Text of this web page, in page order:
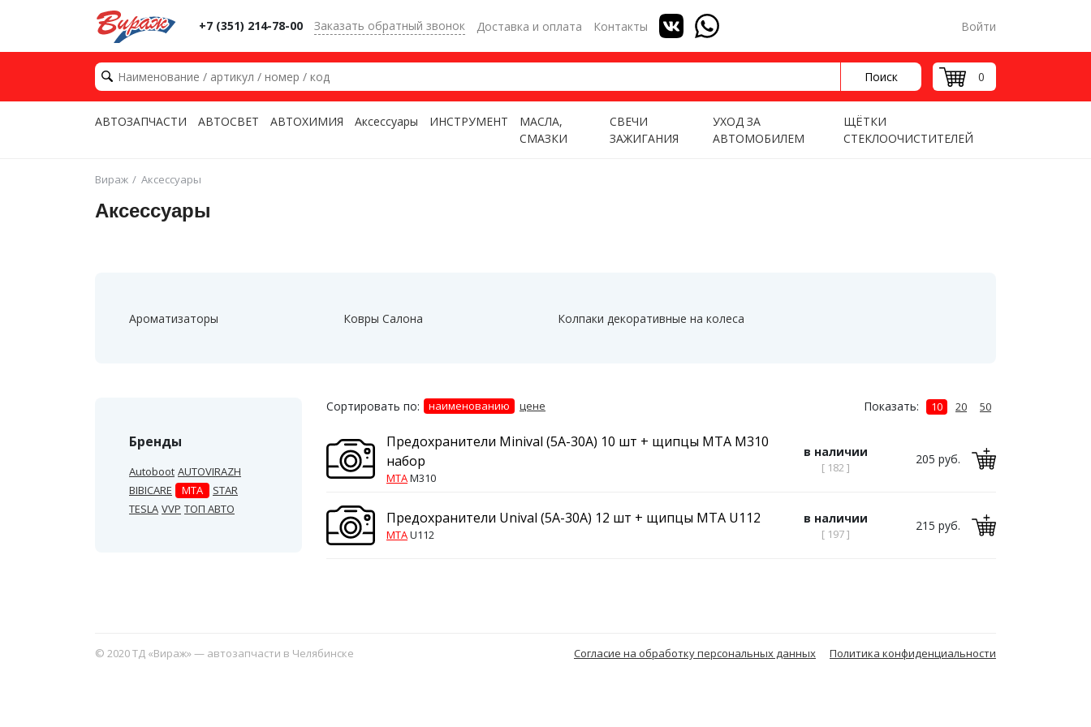
+7 (351) 214-78-00 Заказать обратный звонок Доставка и оплата Контакты Войти
Поиск 0
АВТОЗАПЧАСТИ АВТОСВЕТ АВТОХИМИЯ Аксессуары ИНСТРУМЕНТ
МАСЛА,
СМАЗКИ
СВЕЧИ
ЗАЖИГАНИЯ
УХОД ЗА
АВТОМОБИЛЕМ
ЩЁТКИ
СТЕКЛООЧИСТИТЕЛЕЙ
Вираж Аксессуары
Аксессуары
Ароматизаторы Ковры Салона Колпаки декоративные на колеса
Бренды
Autoboot AUTOVIRAZH
BIBICARE
MTA
STAR
TESLA VVP ТОП АВТО
Сортировать по: наименованию цене Показать: 10 20 50
Предохранители Minival (5A-30А) 10 шт + щипцы MTA M310
набор
MTAM310
в наличии
[ 182 ]
205 руб.
Предохранители Unival (5А-30А) 12 шт + щипцы MTA U112
MTAU112
в наличии
[ 197 ]
215 руб.
© 2020 ТД «Вираж» — автозапчасти в Челябинске Согласие на обработку персональных данных Политика конфиденциальности